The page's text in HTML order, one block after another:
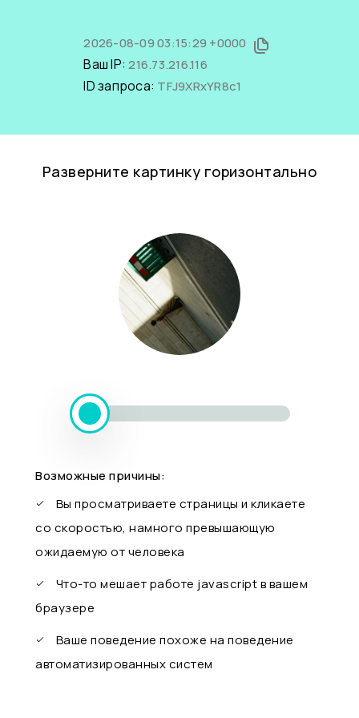
2026-08-09 03:15:29 +0000
Ваш IP:216.73.216.116
ID запроса: TFJ9XRxYR8c1
Разверните картинку горизонтально
Возможные причины:
Вы просматриваете страницы и кликаете
со скоростью, намного превышающую
ожидаемую от человека
Что-то мешает работе javascript в вашем
браузере
Ваше поведение похоже на поведение
автоматизированных систем